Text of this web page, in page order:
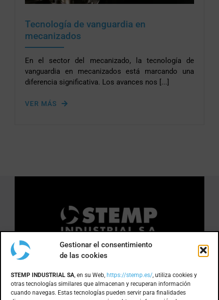
Gestionar el consentimiento
de las cookies
STEMP INDUSTRIAL SA, en su Web, https://stemp.es/, utiliza cookies y
otras tecnologías similares que almacenan y recuperan información
cuando navegas. Estas tecnologías pueden servir para finalidades
Tecnología de vanguardia en
mecanizados
En el sector del mecanizado, la tecnología de
vanguardia en mecanizados está marcando una
diferencia significativa. Los avances nos [...]
VER MÁS
DÓNDE ESTAMOS